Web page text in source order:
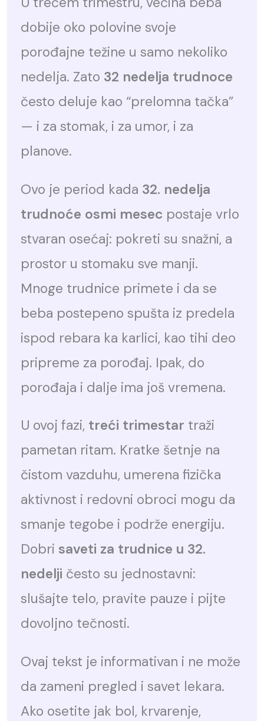
dobije oko polovine svoje
porođajne težine u samo nekoliko
nedelja. Zato 32 nedelja trudnoce
često deluje kao “prelomna tačka”
— i za stomak, i za umor, i za
planove.
Ovo je period kada 32. nedelja
trudnoće osmi mesec postaje vrlo
stvaran osećaj: pokreti su snažni, a
prostor u stomaku sve manji.
Mnoge trudnice primete i da se
beba postepeno spušta iz predela
ispod rebara ka karlici, kao tihi deo
pripreme za porođaj. Ipak, do
porođaja i dalje ima još vremena.
U ovoj fazi, treći trimestar traži
pametan ritam. Kratke šetnje na
čistom vazduhu, umerena fizička
aktivnost i redovni obroci mogu da
smanje tegobe i podrže energiju.
Dobrisaveti za trudnice u 32.
nedelji često su jednostavni:
slušajte telo, pravite pauze i pijte
dovoljno tečnosti.
Ovaj tekst je informativan i ne može
da zameni pregled i savet lekara.
Ako osetite jak bol, krvarenje,